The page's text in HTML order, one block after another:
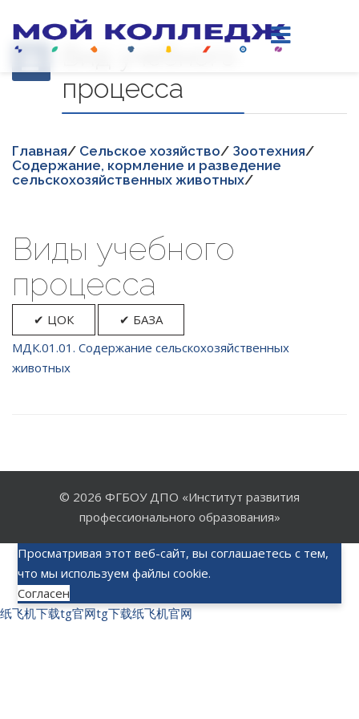
Вид учебного
процесса
Главная/ Сельское хозяйство/ Зоотехния/
Содержание, кормление и разведение
сельскохозяйственных животных/
Виды учебного
процесса
✔ ЦОК
✔ БАЗА
МДК.01.01. Содержание сельскохозяйственных
животных
© 2026 ФГБОУ ДПО «Институт развития
профессионального образования»
Просматривая этот веб-сайт, вы соглашаетесь с тем,
что мы используем файлы cookie.
Согласен
纸飞机下载tg官网tg下载纸飞机官网